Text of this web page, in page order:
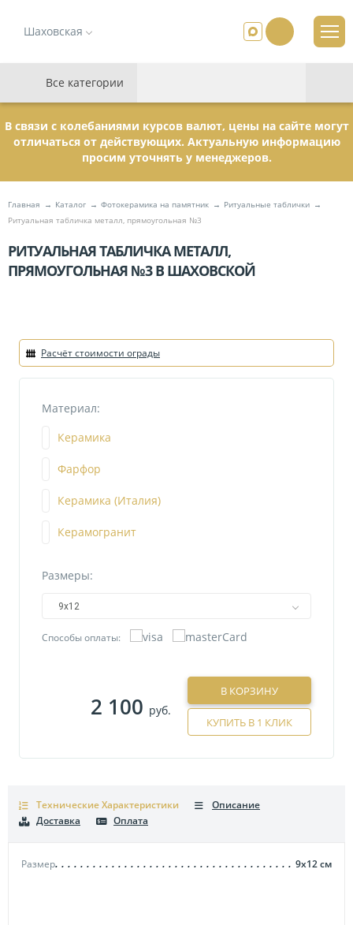
Шаховская
Все категории
В связи с колебаниями курсов валют, цены на сайте могут
отличаться от действующих. Актуальную информацию
просим уточнять у менеджеров.
Главная Каталог Фотокерамика на памятник
Ритуальные таблички
Ритуальная табличка металл, прямоугольная №3
РИТУАЛЬНАЯ ТАБЛИЧКА МЕТАЛЛ,
ПРЯМОУГОЛЬНАЯ №3 В ШАХОВСКОЙ
Расчёт стоимости ограды
Материал:
Керамика
Фарфор
Керамика (Италия)
Керамогранит
Размеры:
9х12
Способы оплаты:
2 100 руб.
В КОРЗИНУ
КУПИТЬ В 1 КЛИК
Технические Характеристики
Размер 9х12см
Описание
Доставка
Оплата